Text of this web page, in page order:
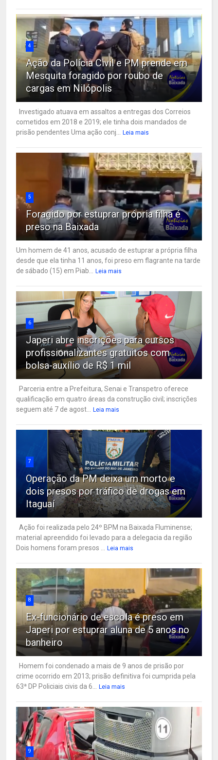
4
Ação da Polícia Civil e PM prende em
Mesquita foragido por roubo de
cargas em Nilópolis
Investigado atuava em assaltos a entregas dos Correios
cometidos em 2018 e 2019; ele tinha dois mandados de
prisão pendentes Uma ação conj... Leia mais
5
Foragido por estuprar própria filha é
preso na Baixada
Um homem de 41 anos, acusado de estuprar a própria filha
desde que ela tinha 11 anos, foi preso em flagrante na tarde
de sábado (15) em Piab... Leia mais
6
Japeri abre inscrições para cursos
profissionalizantes gratuitos com
bolsa-auxílio de R$ 1 mil
Parceria entre a Prefeitura, Senai e Transpetro oferece
qualificação em quatro áreas da construção civil; inscrições
seguem até 7 de agost... Leia mais
7
Operação da PM deixa um morto e
dois presos por tráfico de drogas em
Itaguaí
Ação foi realizada pelo 24º BPM na Baixada Fluminense;
material apreendido foi levado para a delegacia da região
Dois homens foram presos ... Leia mais
8
Ex-funcionário de escola é preso em
Japeri por estuprar aluna de 5 anos no
banheiro
Homem foi condenado a mais de 9 anos de prisão por
crime ocorrido em 2013; prisão definitiva foi cumprida pela
63ª DP Policiais civis da 6... Leia mais
9